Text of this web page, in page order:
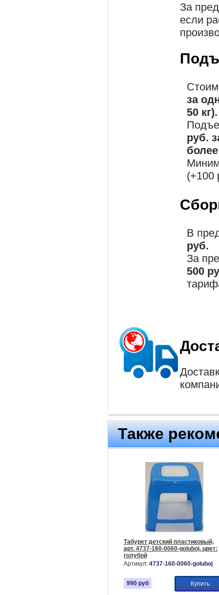
За
если
за
50 кг).
руб.
более
(+100
В
руб.
За
500
Также
Табурет детский пластиковый,
арт. 4737-160-0060-goluboj, цвет:
голубой
Артикул: 4737-160-0060-goluboj
990 руб Купить